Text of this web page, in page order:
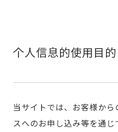
个人信息的使用目的
当サイトでは、お客様か
スへのお申し込み等を通